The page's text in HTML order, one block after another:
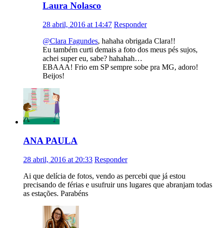
Laura Nolasco
28 abril, 2016 at 14:47 Responder
@Clara Fagundes, hahaha obrigada Clara!!
Eu também curti demais a foto dos meus pés sujos,
achei super eu, sabe? hahahah…
EBAAA! Frio em SP sempre sobe pra MG, adoro!
Beijos!
ANA PAULA
28 abril, 2016 at 20:33 Responder
Ai que delícia de fotos, vendo as percebi que já estou
precisando de férias e usufruir uns lugares que abranjam todas
as estações. Parabéns